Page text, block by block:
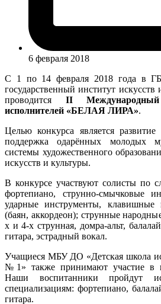
6 февраля 2018
С 1 по 14 февраля 2018 года в
государственный институт искусств
проводится II
исполнителей «БЕЛАЯ ЛИРА».
Целью конкурса является
поддержка одарённых молодых
системы художественного
искусств и культуры.
В конкурсе участвуют солисты по
фортепиано, струнно-смычковые
ударные инструменты, клавишные
(баян, аккордеон); струнные
х и 4-х струнная, домра-альт,
гитара, эстрадный вокал.
Учащиеся МБУ ДО «Детская школа
№1» также принимают участие в
Наши воспитанники пройдут
специализациям: фортепиано,
гитара.